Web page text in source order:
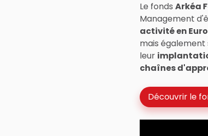
Le fonds Arkéa
Management
activité en
mais
leur
chaînes
Découvrir le